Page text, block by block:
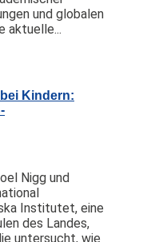
und globalen
aktuelle...
Kindern:
Nigg und
Institutet, eine
des Landes,
untersucht, wie